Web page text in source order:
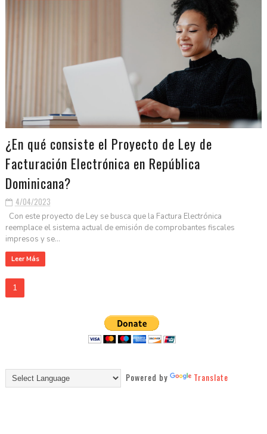
¿En qué consiste el Proyecto de Ley de
Facturación Electrónica en República
Dominicana?
4/04/2023
Con este proyecto de Ley se busca que la Factura Electrónica
reemplace el sistema actual de emisión de comprobantes fiscales
impresos y se...
Leer Más
1
Powered by Translate